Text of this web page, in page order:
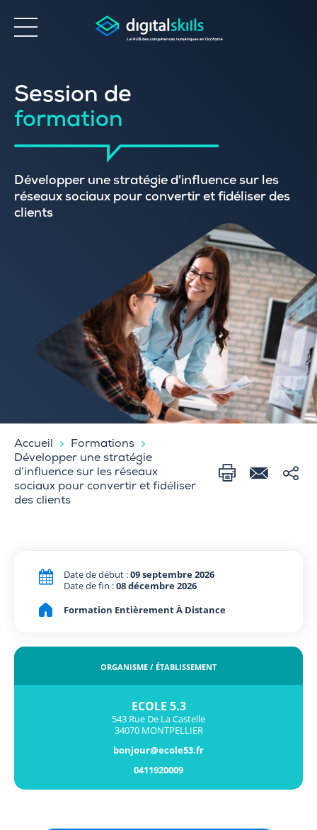
Accessibilité
Session de
formation
Développer une stratégie d'influence sur les
réseaux sociaux pour convertir et fidéliser des
clients
Accueil
Formations
Développer une stratégie
d’influence sur les réseaux
sociaux pour convertir et fidéliser
des clients
Date de début :09 septembre 2026
Date de fin :08 décembre 2026
Formation Entièrement À Distance
ORGANISME / ÉTABLISSEMENT
ECOLE 5.3
543 Rue De La Castelle
34070 MONTPELLIER
bonjour@ecole53.fr
0411920009